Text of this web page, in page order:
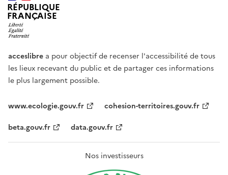
RÉPUBLIQUE
FRANÇAISE
acceslibre a pour objectif de recenser l'accessibilité de tous
les lieux recevant du public et de partager ces informations
le plus largement possible.
www.ecologie.gouv.fr
cohesion-territoires.gouv.fr
beta.gouv.fr
data.gouv.fr
Nos investisseurs